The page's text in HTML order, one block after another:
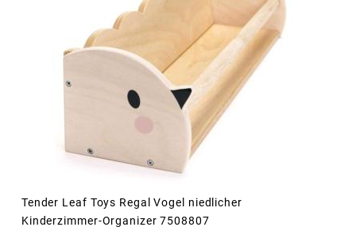
Tender Leaf Toys Regal Vogel niedlicher
Kinderzimmer-Organizer 7508807